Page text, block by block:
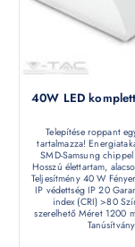
40W LED
Telepítése roppant
tartalmazza!
SMD-Samsung
Hosszú élettartam,
Teljesítmény 40 W
IP védettség IP 20
index (CRI) >80
szerelhető Méret 1200